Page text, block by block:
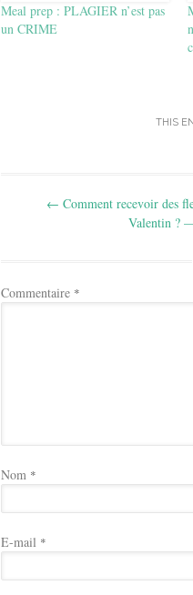
Meal prep : PLAGIER n’est pas
un CRIME
THIS
← Comment recevoir des
Valentin ?
Commentaire *
Nom *
E-mail *